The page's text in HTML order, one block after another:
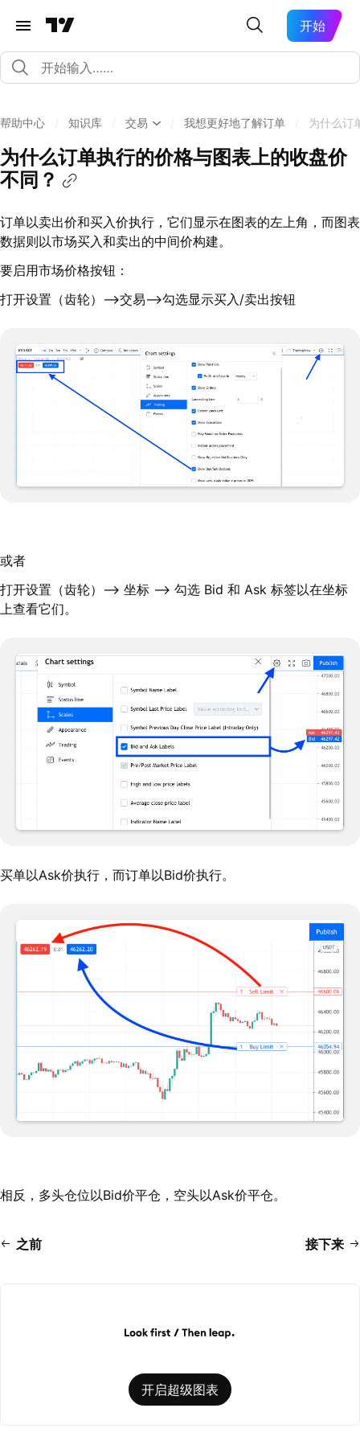
开始
帮助中心 知识库 交易 我想更好地了解订单 为什么订
为什么订单执行的价格与图表上的收盘价
不同？
订单以卖出价和买入价执行，它们显示在图表的左上角，而图表
数据则以市场买入和卖出的中间价构建。
要启用市场价格按钮：
打开设置（齿轮）-->交易-->勾选显示买入/卖出按钮
或者
打开设置（齿轮）--> 坐标 --> 勾选 Bid 和 Ask 标签以在坐标
上查看它们。
买单以Ask价执行，而订单以Bid价执行。
相反，多头仓位以Bid价平仓，空头以Ask价平仓。
之前 接下来
开启超级图表